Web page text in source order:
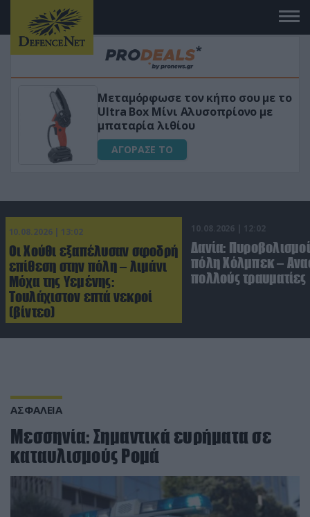
Μεταμόρφωσε τον κήπο σου με το
Ultra Box Μίνι Αλυσοπρίονο με
μπαταρία λιθίου
ΑΓΟΡΑΣΕ ΤΟ
10.08.2026 | 13:02
Οι Χούθι εξαπέλυσαν σφοδρή
επίθεση στην πόλη – λιμάνι
Μόχα της Υεμένης:
Toυλάχιστον επτά νεκροί
(βίντεο)
10.08.2026 | 12:02
Δανία:
πόλη Χόλμπεκ –
πολλούς τραυματίες
ΑΣΦΑΛΕΙΑ
Μεσσηνία: Σημαντικά ευρήματα σε
καταυλισμούς Ρομά